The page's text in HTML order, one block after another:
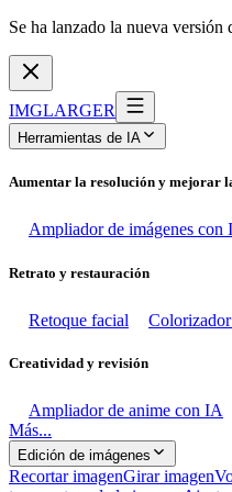
Se ha lanzado la nueva
IMGLARGER
Herramientas de IA
Aumentar la resolución y mejorar
Ampliador de imágenes con
Retrato y restauración
Retoque facial
Creatividad y revisión
Ampliador de anime con IA
Más...
Edición de imágenes
Recortar imagenGirar imagen